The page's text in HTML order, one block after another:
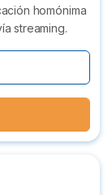
homónima
streaming.